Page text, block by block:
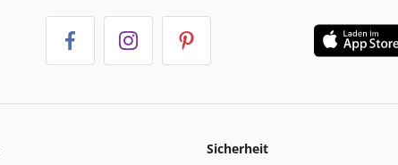
Sicherheit